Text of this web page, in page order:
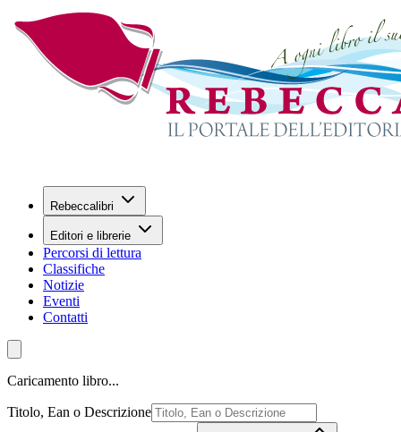
Rebeccalibri
Editori e librerie
Percorsi di lettura
Classifiche
Notizie
Eventi
Contatti
Caricamento libro...
Titolo, Ean o Descrizione